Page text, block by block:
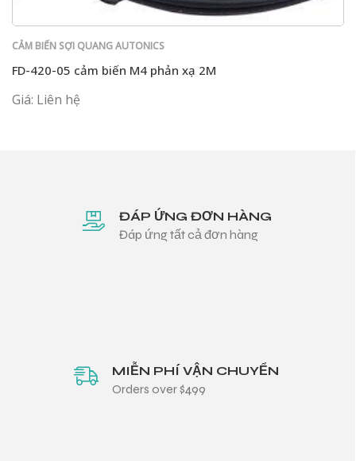
CẢM BIẾN SỢI QUANG AUTONICS
FD-420-05 cảm biến M4 phản xạ 2M
Giá: Liên hệ
ĐÁP ỨNG ĐƠN HÀNG
Đáp ứng tất cả đơn hàng
MIỄN PHÍ VẬN CHUYỂN
Orders over $499